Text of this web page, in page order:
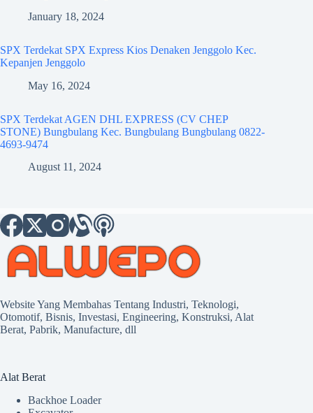
January 18, 2024
SPX Terdekat SPX Express Kios Denaken Jenggolo Kec.
Kepanjen Jenggolo
May 16, 2024
SPX Terdekat AGEN DHL EXPRESS (CV CHEP
STONE) Bungbulang Kec. Bungbulang Bungbulang 0822-
4693-9474
August 11, 2024
Website Yang Membahas Tentang Industri, Teknologi,
Otomotif, Bisnis, Investasi, Engineering, Konstruksi, Alat
Berat, Pabrik, Manufacture, dll
Alat Berat
Backhoe Loader